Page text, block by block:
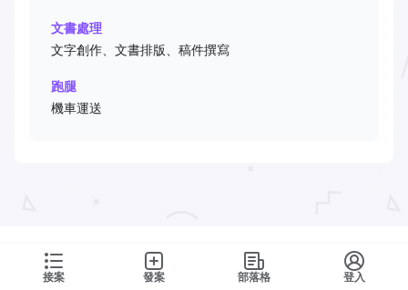
接案 發案 部落格 登入
文書處理
文字創作、文書排版、稿件撰寫
跑腿
機車運送